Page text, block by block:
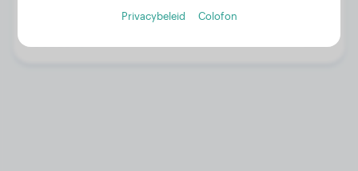
4 jaar, 4 maanden
Privacybeleid Colofon